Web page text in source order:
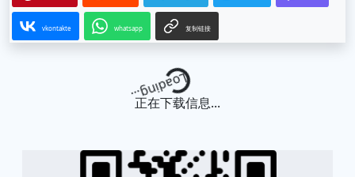
vkontakte whatsapp 复制链接
Loading...
正在下载信息...